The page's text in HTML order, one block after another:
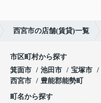
西宮市の店舗(賃貸)一覧
市区町村から探す
箕面市
池田市 宝塚市
西宮市
豊能郡能勢町
町名から探す